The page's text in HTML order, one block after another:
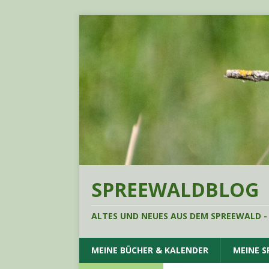
SPREEWALDBLOG
ALTES UND NEUES AUS DEM SPREEWALD
MEINE BÜCHER & KALENDER MEINE